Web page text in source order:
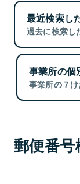
最近検索し
過去に検索し
事業所の個
事業所の７け
郵便番